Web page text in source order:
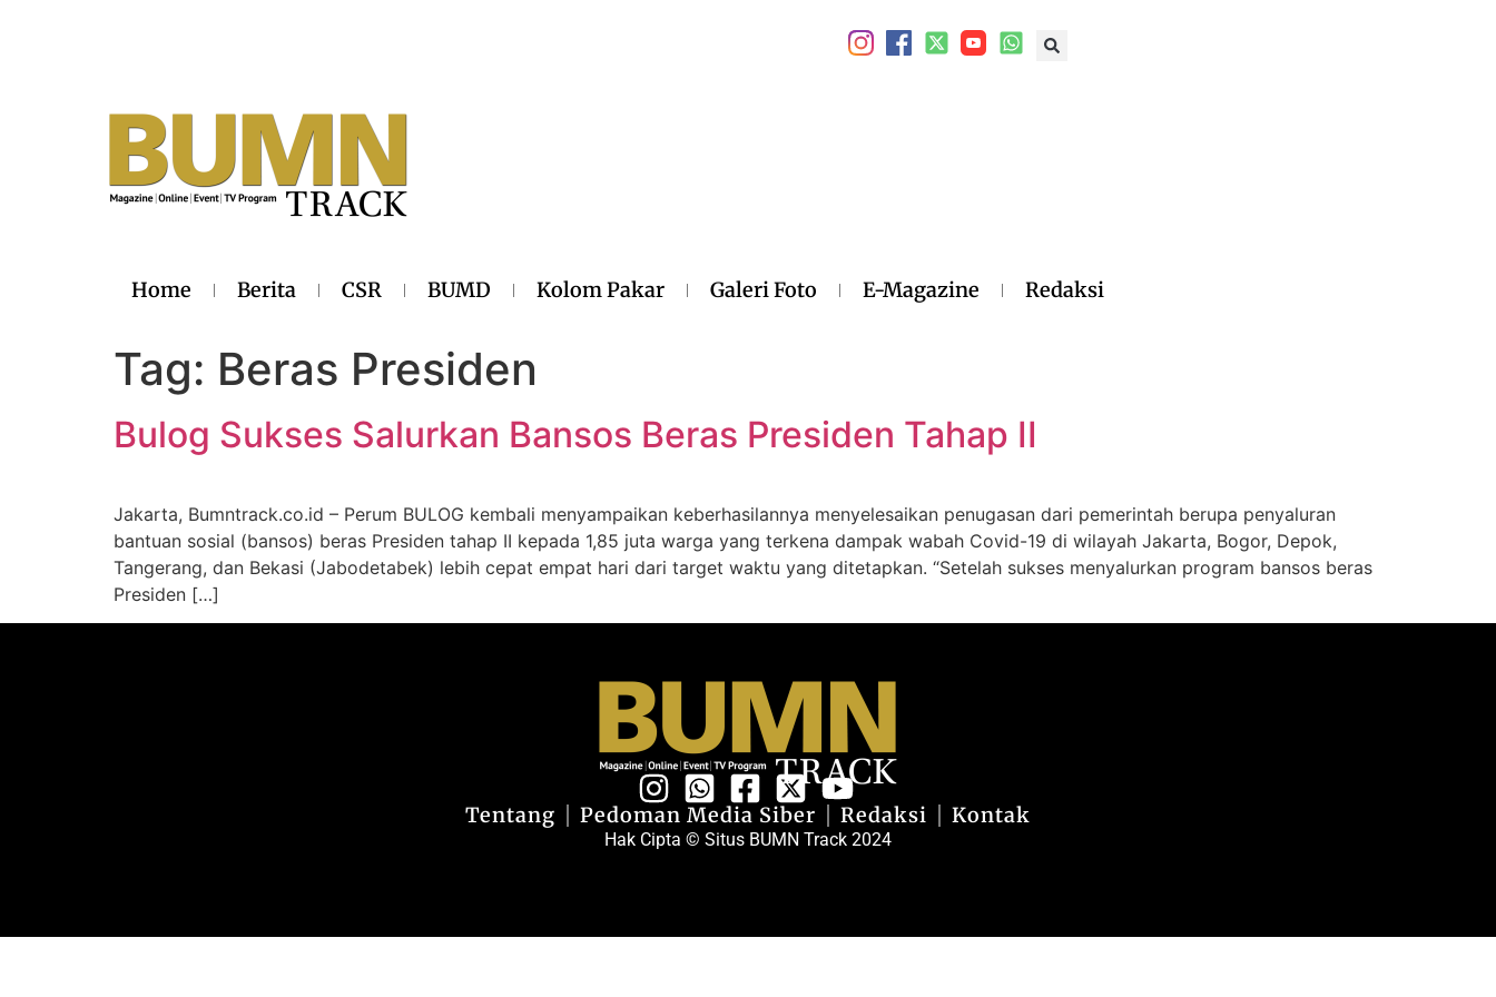
Home Berita CSR BUMD Kolom Pakar Galeri Foto E-Magazine Redaksi
Tag: Beras Presiden
Bulog Sukses Salurkan Bansos Beras Presiden Tahap II
Jakarta, Bumntrack.co.id – Perum BULOG kembali menyampaikan keberhasilannya menyelesaikan penugasan dari pemerintah berupa penyaluran
bantuan sosial (bansos) beras Presiden tahap II kepada 1,85 juta warga yang terkena dampak wabah Covid-19 di wilayah Jakarta, Bogor, Depok,
Tangerang, dan Bekasi (Jabodetabek) lebih cepat empat hari dari target waktu yang ditetapkan. “Setelah sukses menyalurkan program bansos beras
Presiden […]
Hak Cipta © Situs BUMN Track 2024
Tentang Pedoman Media Siber Redaksi Kontak